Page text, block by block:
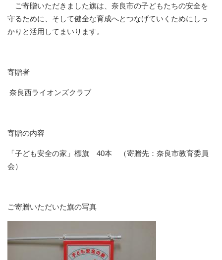
ご寄贈いただきました旗は、奈良市の子どもたちの安全を
守るために、そして健全な育成へとつなげていくためにしっ
かりと活用してまいります。
寄贈者
奈良西ライオンズクラブ
寄贈の内容
「子ども安全の家」標旗 40本 （寄贈先：奈良市教育委員
会）
ご寄贈いただいた旗の写真